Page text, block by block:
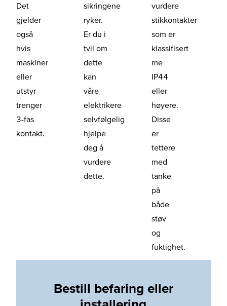
Det
gjelder
også
hvis
maskiner
eller
utstyr
trenger
3-fas
kontakt.
sikringene
ryker.
Er du i
tvil om
dette
kan
våre
elektrikere
selvfølgelig
hjelpe
deg å
vurdere
dette.
vurdere
stikkontakter
som er
klassifisert
me
IP44
eller
høyere.
Disse
er
tettere
med
tanke
på
både
støv
og
fuktighet.
Bestill befaring eller